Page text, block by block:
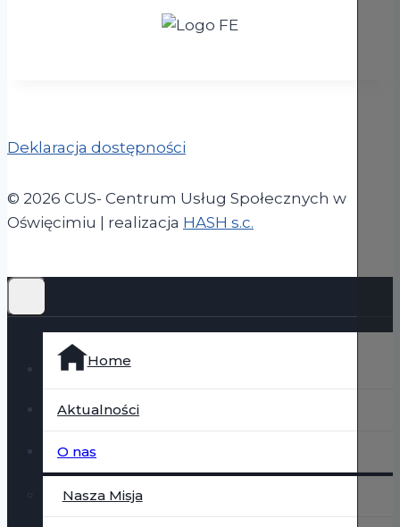
Deklaracja dostępności
© 2026 CUS- Centrum Usług Społecznych w
Oświęcimiu | realizacja HASH s.c.
Home
Aktualności
O nas
Nasza Misja